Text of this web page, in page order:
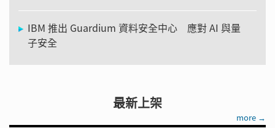
IBM 推出 Guardium 資料安全中心 應對 AI 與量
子安全
最新上架
more →